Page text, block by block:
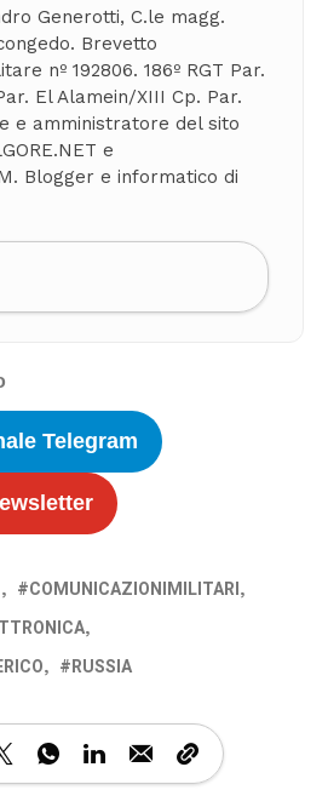
Generotti, C.le magg.
Brevetto
nº 192806. 186º RGT Par.
El Alamein/XIII Cp. Par.
e amministratore del sito
e
Blogger e informatico di
Telegram
COMUNICAZIONIMILITARI
RUSSIA